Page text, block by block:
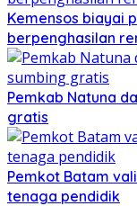
Kemensos biayai
berpenghasilan
Pemkab Natuna
gratis
Pemkot Batam
tenaga pendidik